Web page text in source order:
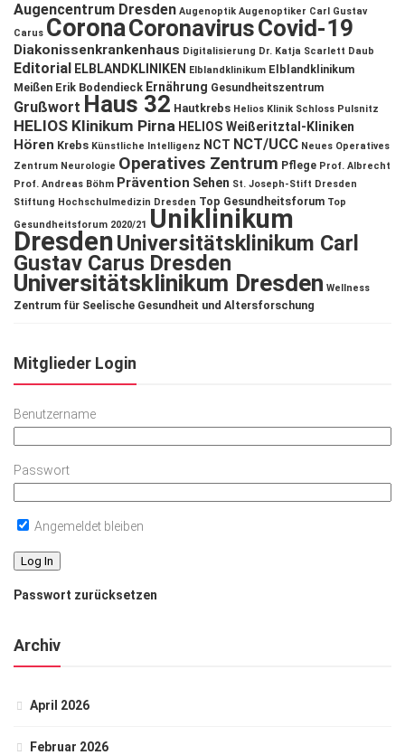
Augencentrum Dresden Augenoptik Augenoptiker Carl Gustav
Carus CoronaCoronavirusCovid-19
Diakonissenkrankenhaus Digitalisierung Dr. Katja Scarlett Daub
Editorial ELBLANDKLINIKEN Elblandklinikum Elblandklinikum
Meißen Erik Bodendieck Ernährung Gesundheitszentrum
Grußwort Haus 32 Hautkrebs Helios Klinik Schloss Pulsnitz
HELIOS Klinikum Pirna HELIOS Weißeritztal-Kliniken
Hören Krebs Künstliche Intelligenz NCT NCT/UCC Neues Operatives
Zentrum Neurologie Operatives Zentrum Pflege Prof. Albrecht
Prof. Andreas Böhm Prävention Sehen St. Joseph-Stift Dresden
Stiftung Hochschulmedizin Dresden Top Gesundheitsforum Top
Gesundheitsforum 2020/21 Uniklinikum
DresdenUniversitätsklinikum Carl
Gustav Carus Dresden
Universitätsklinikum Dresden Wellness
Zentrum für Seelische Gesundheit und Altersforschung
Mitglieder Login
Benutzername
Passwort
Angemeldet bleiben
Passwort zurücksetzen
Archiv
April 2026
Februar 2026